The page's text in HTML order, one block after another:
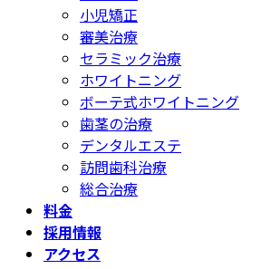
小児矯正
審美治療
セラミック治療
ホワイトニング
ボーテ式ホワイトニング
歯茎の治療
デンタルエステ
訪問歯科治療
総合治療
料金
採用情報
アクセス